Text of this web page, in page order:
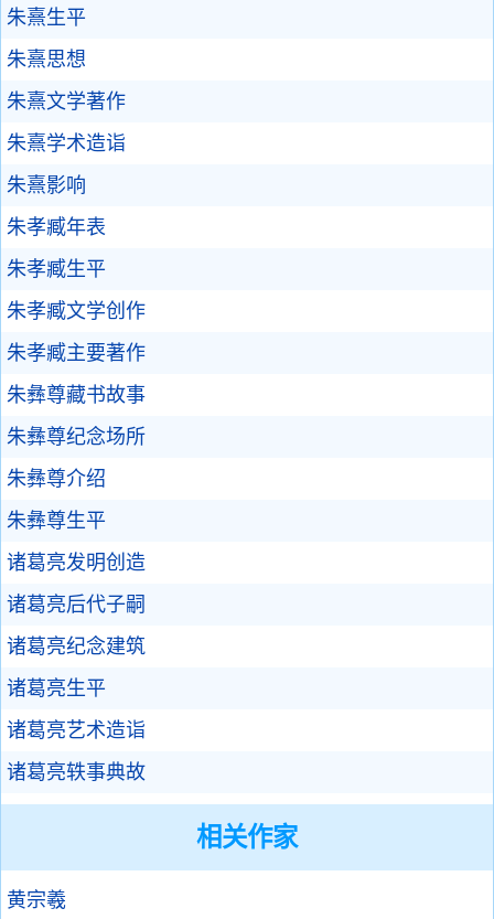
朱熹生平
朱熹思想
朱熹文学著作
朱熹学术造诣
朱熹影响
朱孝臧年表
朱孝臧生平
朱孝臧文学创作
朱孝臧主要著作
朱彝尊藏书故事
朱彝尊纪念场所
朱彝尊介绍
朱彝尊生平
诸葛亮发明创造
诸葛亮后代子嗣
诸葛亮纪念建筑
诸葛亮生平
诸葛亮艺术造诣
诸葛亮轶事典故
相关作家
黄宗羲